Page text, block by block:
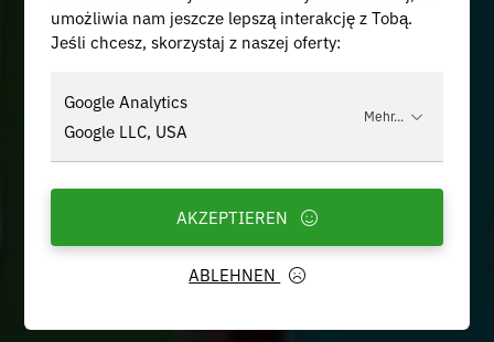
umożliwia nam jeszcze lepszą interakcję z Tobą.
Jeśli chcesz, skorzystaj z naszej oferty:
Google Analytics
Google LLC, USA
Mehr...
ABLEHNEN
AKZEPTIEREN